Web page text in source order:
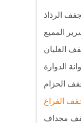
الرذاذ
المميع
الغليان
الدوارة
الحزام
الفراغ
مجداف